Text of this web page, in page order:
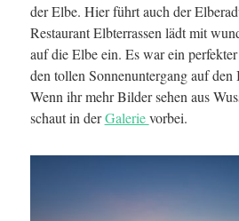
der Elbe. Hier führt auch der
Restaurant Elbterrassen lädt mit
auf die Elbe ein. Es war ein
den tollen Sonnenuntergang auf den
Wenn ihr mehr Bilder sehen aus
schaut in derGalerievorbei.